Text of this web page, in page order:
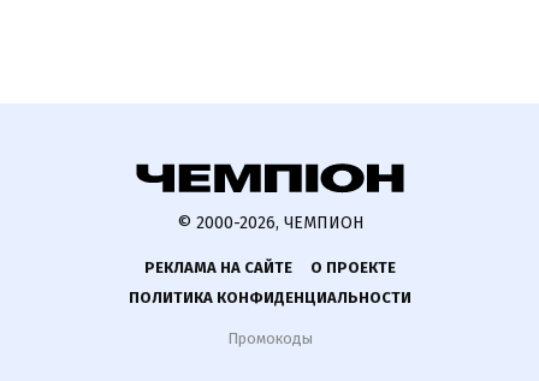
© 2000-2026, ЧЕМПИОН
РЕКЛАМА НА САЙТЕ
О ПРОЕКТЕ
ПОЛИТИКА КОНФИДЕНЦИАЛЬНОСТИ
Промокоды